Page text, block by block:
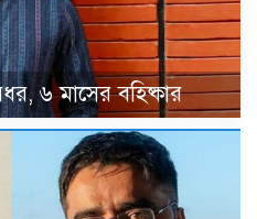
৬ মাসের বহিষ্কার